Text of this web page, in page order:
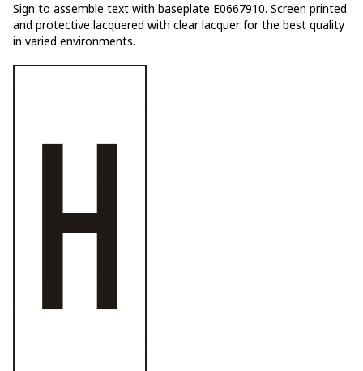
Sign to assemble text with baseplate E0667910. Screen printed
and protective lacquered with clear lacquer for the best quality
in varied environments.